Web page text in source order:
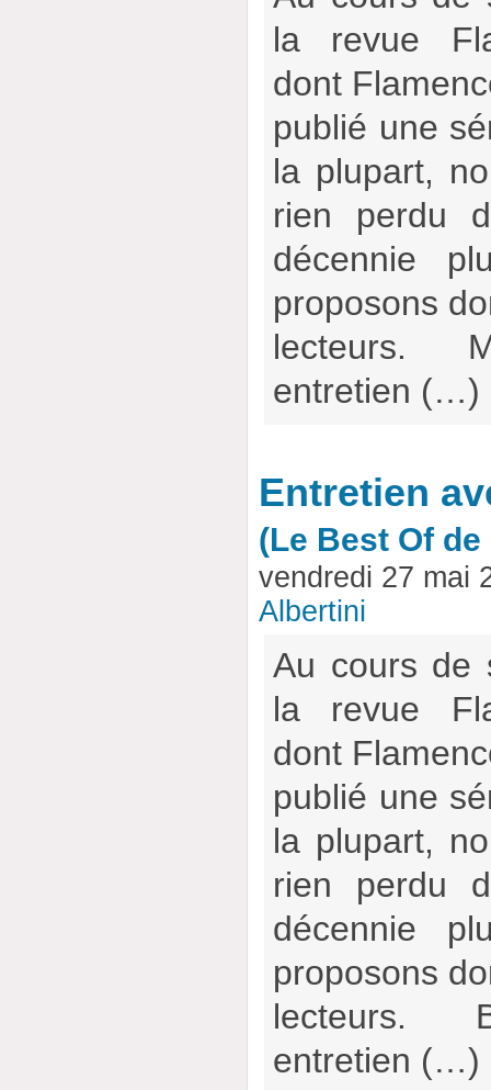
la revue
dont
publié une
la plupart,
rien perdu
décennie
proposons
lecteurs.
entretien (…)
Entretien
(Le Best Of
vendredi 27 mai
Albertini
Au cours de
la revue
dont
publié une
la plupart,
rien perdu
décennie
proposons
lecteurs.
entretien (…)